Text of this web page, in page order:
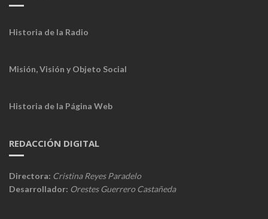
Historia de la Radio
Misión, Visión y Objeto Social
Historia de la Página Web
REDACCIÓN DIGITAL
Directora: Cristina Reyes Paradelo
Desarrollador: Orestes Guerrero Castañeda